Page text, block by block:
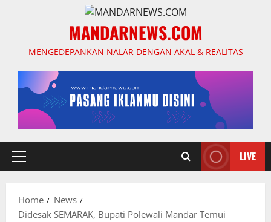
MANDARNEWS.COM
MENGEDEPANKAN NALAR DENGAN AKAL & REALITAS
Primary
LIVE
Home
News
Didesak SEMARAK, Bupati Polewali Mandar Temui